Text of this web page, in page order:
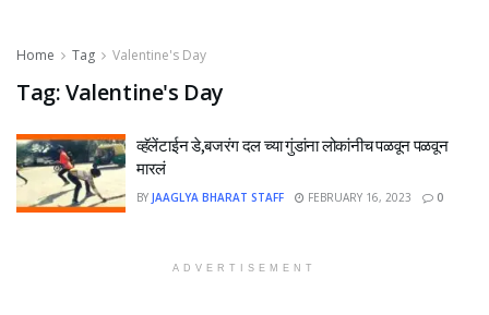
Home Tag Valentine's Day
Tag:Valentine's Day
व्हॅलेंटाईन डे,बजरंग दल च्या गुंडांना लोकांनीच पळवून पळवून
मारलं
BY JAAGLYA BHARAT STAFF FEBRUARY 16, 2023 0
ADVERTISEMENT